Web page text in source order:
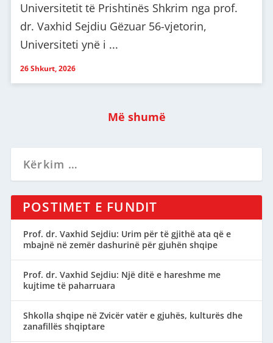
Universitetit të Prishtinës Shkrim nga prof.
dr. Vaxhid Sejdiu Gëzuar 56-vjetorin,
Universiteti ynë i ...
26 Shkurt, 2026
Më shumë
POSTIMET E FUNDIT
Prof. dr. Vaxhid Sejdiu: Urim për të gjithë ata që e
mbajnë në zemër dashurinë për gjuhën shqipe
Prof. dr. Vaxhid Sejdiu: Një ditë e hareshme me
kujtime të paharruara
Shkolla shqipe në Zvicër vatër e gjuhës, kulturës dhe
zanafillës shqiptare